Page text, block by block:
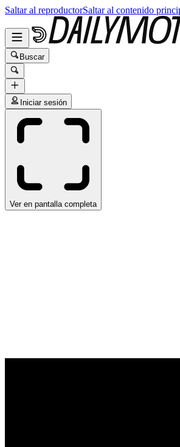
Saltar al reproductorSaltar al contenido
Buscar
Iniciar sesión
Ver en pantalla completa